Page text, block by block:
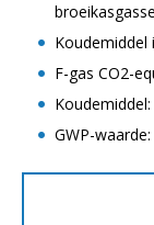
Koudemiddel
F-gas CO2-
Koudemiddel:
GWP-